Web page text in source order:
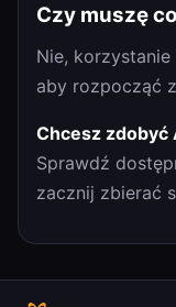
Czy muszę
Nie,
aby rozpocząć
Chcesz zdobyć
Sprawdź
zacznij zbierać